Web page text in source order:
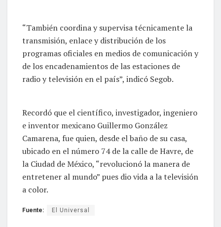
“También coordina y supervisa técnicamente la
transmisión, enlace y distribución de los
programas oficiales en medios de comunicación y
de los encadenamientos de las estaciones de
radio y televisión en el país”, indicó Segob.
Recordó que el científico, investigador, ingeniero
e inventor mexicano Guillermo González
Camarena, fue quien, desde el baño de su casa,
ubicado en el número 74 de la calle de Havre, de
la Ciudad de México, “revolucionó la manera de
entretener al mundo” pues dio vida a la televisión
a color.
Fuente: El Universal